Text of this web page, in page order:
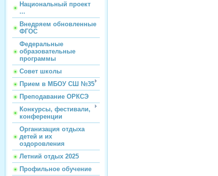
Национальный проект
...
Внедряем обновленные
ФГОС
Федеральные
образовательные
программы
Совет школы
Прием в МБОУ СШ №35
Преподавание ОРКСЭ
Конкурсы, фестивали,
конференции
Организация отдыха
детей и их
оздоровления
Летний отдых 2025
Профильное обучение